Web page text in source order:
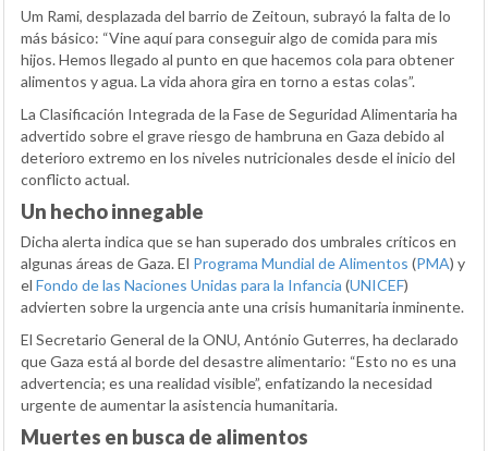
Um Rami, desplazada del barrio de Zeitoun, subrayó la falta de lo
más básico: “Vine aquí para conseguir algo de comida para mis
hijos. Hemos llegado al punto en que hacemos cola para obtener
alimentos y agua. La vida ahora gira en torno a estas colas”.
La Clasificación Integrada de la Fase de Seguridad Alimentaria ha
advertido sobre el grave riesgo de hambruna en Gaza debido al
deterioro extremo en los niveles nutricionales desde el inicio del
conflicto actual.
Un hecho innegable
Dicha alerta indica que se han superado dos umbrales críticos en
algunas áreas de Gaza. El Programa Mundial de Alimentos (PMA) y
el Fondo de las Naciones Unidas para la Infancia (UNICEF)
advierten sobre la urgencia ante una crisis humanitaria inminente.
El Secretario General de la ONU, António Guterres, ha declarado
que Gaza está al borde del desastre alimentario: “Esto no es una
advertencia; es una realidad visible”, enfatizando la necesidad
urgente de aumentar la asistencia humanitaria.
Muertes en busca de alimentos